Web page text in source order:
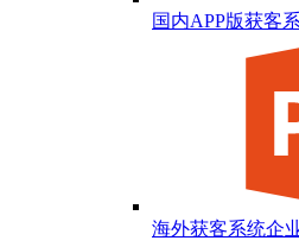
国内APP版获客
海外获客系统企